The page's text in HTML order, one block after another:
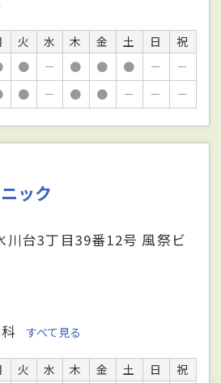
火 水 木 金 土 日
祝
● － ● ● ● －
－
● － ● ● － － －
ック
川台3丁目39番12号 風祭ビ
すべて見る
火 水 木 金 土 日
祝